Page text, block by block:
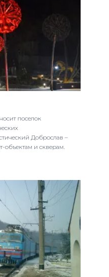
поселок
Доброслав –
и скверам.